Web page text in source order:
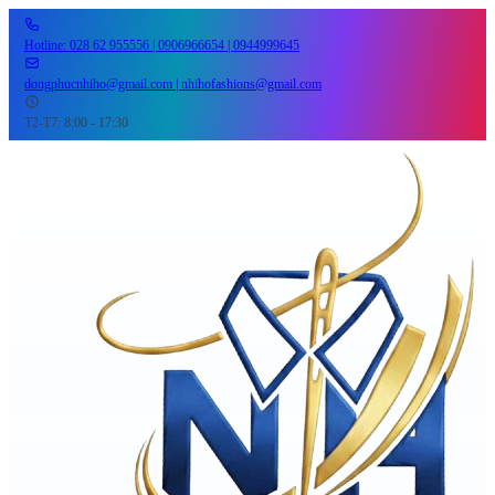
Hotline: 028 62 955556 | 0906966654 | 0944999645
dongphucnhiho@gmail.com | nhihofashions@gmail.com
T2-T7: 8:00 - 17:30